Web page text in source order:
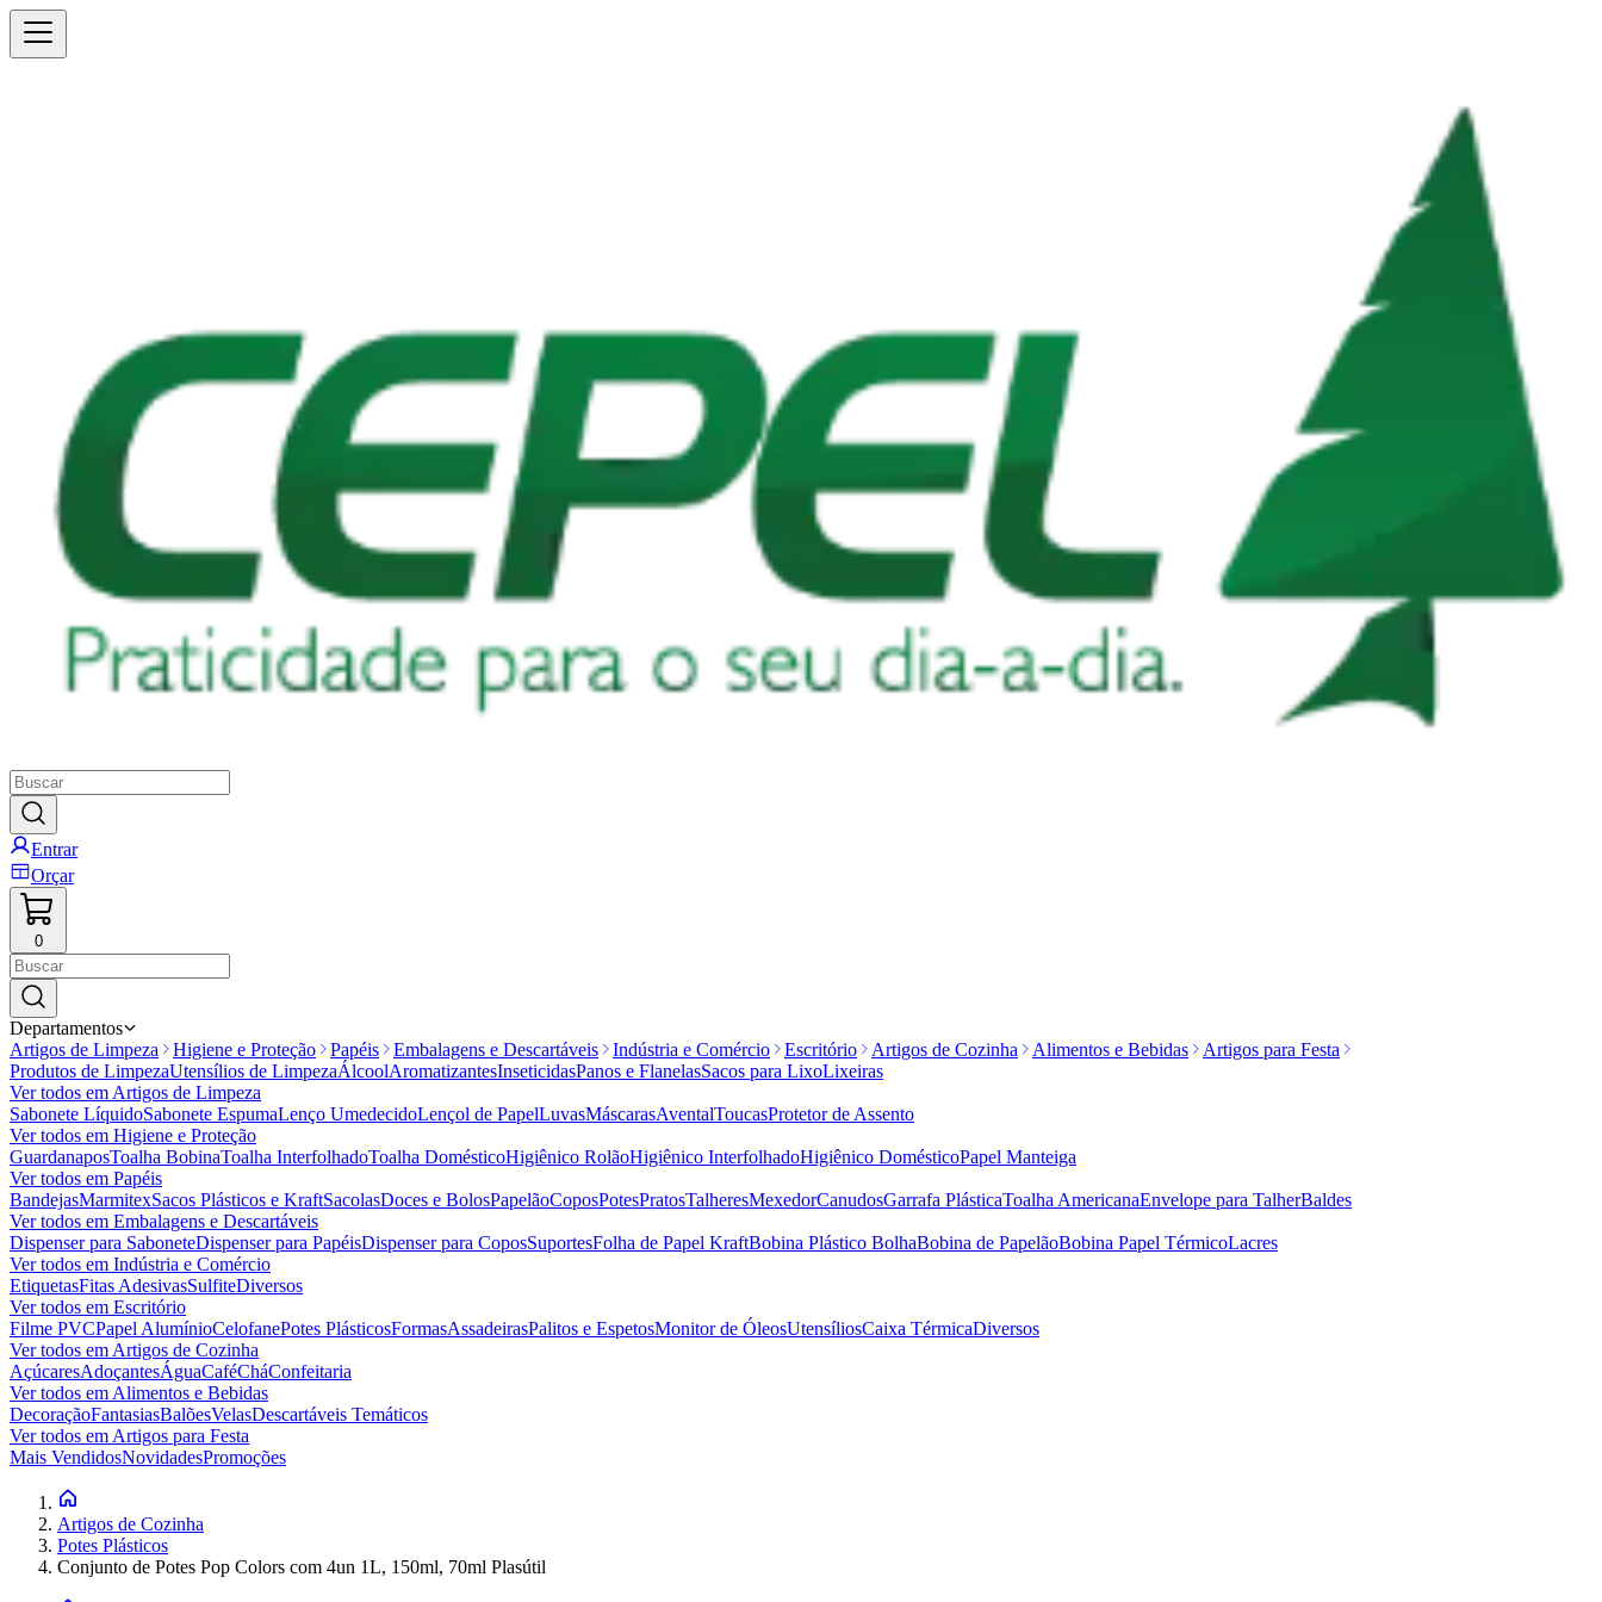
Entrar
Orçar
0
Departamentos
Artigos de Limpeza
Higiene e Proteção Papéis Embalagens e Descartáveis Indústria e Comércio Escritório Artigos de Cozinha Alimentos e Bebidas
Artigos para Festa
Produtos de LimpezaUtensílios de LimpezaÁlcoolAromatizantesInseticidasPanos e FlanelasSacos para LixoLixeiras
Ver todos emArtigos de Limpeza
Sabonete LíquidoSabonete EspumaLenço UmedecidoLençol de PapelLuvasMáscarasAventalToucasProtetor de Assento
Ver todos em Higiene e Proteção
GuardanaposToalha BobinaToalha InterfolhadoToalha DomésticoHigiênico RolãoHigiênico InterfolhadoHigiênico DomésticoPapel Manteiga
Ver todos em Papéis
BandejasMarmitexSacos Plásticos e KraftSacolasDoces e BolosPapelãoCoposPotesPratosTalheresMexedorCanudosGarrafa PlásticaToalha AmericanaEnvelope para TalherBaldes
Ver todos em Embalagens e Descartáveis
Dispenser para SaboneteDispenser para PapéisDispenser para CoposSuportesFolha de Papel KraftBobina Plástico BolhaBobina de PapelãoBobina Papel TérmicoLacres
Ver todos em Indústria e Comércio
EtiquetasFitas AdesivasSulfiteDiversos
Ver todos em Escritório
Filme PVCPapel AlumínioCelofanePotes PlásticosFormasAssadeirasPalitos e EspetosMonitor de ÓleosUtensíliosCaixa TérmicaDiversos
Ver todos emArtigos de Cozinha
AçúcaresAdoçantesÁguaCaféCháConfeitaria
Ver todos emAlimentos e Bebidas
DecoraçãoFantasiasBalõesVelasDescartáveis Temáticos
Ver todos emArtigos para Festa
Mais VendidosNovidadesPromoções
Artigos de Cozinha
Potes Plásticos
Conjunto de Potes Pop Colors com 4un 1L, 150ml, 70ml Plasútil